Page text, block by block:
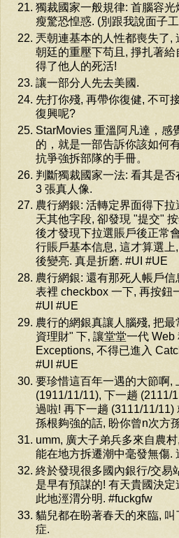
獨裁國家一般規律: 首腦容
瘦驚恐惶惑. (別跟我說面子
兲朝連基本的人性都喪失了,
朝廷的重壓下苟且, 掙扎著
得了他人的死活!
讓一部分人先去美國.
先打你殘, 再帶你復健, 不可
復興呢?
StarMovies 重溫阿凡達，感
的，就是一部告訴你該如何
抗爭強拆部隊的手冊。
判斷獨裁國家一法: 看其是
3 張真人像.
農行網銀: 活轉定界面得下
天其他字段, 卻發現 "提交"
後才發現下拉選賬戶後正常
行賬戶基本信息, 這才算選
後變亮. 真是折磨. #UI #UE
農行網銀: 還有那死人帳戶
表裡 checkbox 一下, 再按鈕
#UI #UE
農行的網銀真讓人腦殘, 把
資理財" 下, 讓堂堂一代 Web
Exceptions, 不得已進入
#UI #UE
要珍惜這百年一遇的大節啊,
(1911/11/11), 下一趟 (2111/
過啦! 再下一趟 (3111/11/11)
孫根夠強的話, 盼你曾n次方
umm, 廣大子弟兵多來自農
能在地方拆遷潮中毫發無傷.
終於發現很多國內銀行/交易
是早有預謀的! 有天貴國決
此地涇渭分明. #fuckgfw
貓兒都在盼著春天的來臨,
症.